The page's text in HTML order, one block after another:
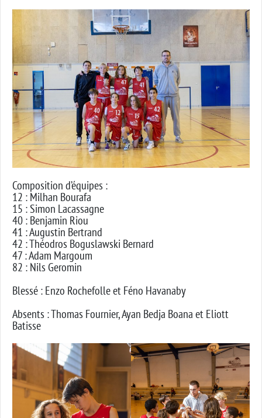
Composition d’équipes :
12 : Milhan Bourafa
15 : Simon Lacassagne
40 : Benjamin Riou
41 : Augustin Bertrand
42 : Théodros Boguslawski Bernard
47 : Adam Margoum
82 : Nils Geromin
Blessé : Enzo Rochefolle et Féno Havanaby
Absents : Thomas Fournier, Ayan Bedja Boana et Eliott
Batisse